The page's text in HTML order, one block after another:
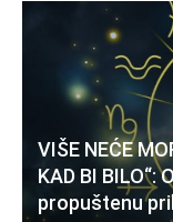
VIŠE NEĆE
KAD BI
propuštenu